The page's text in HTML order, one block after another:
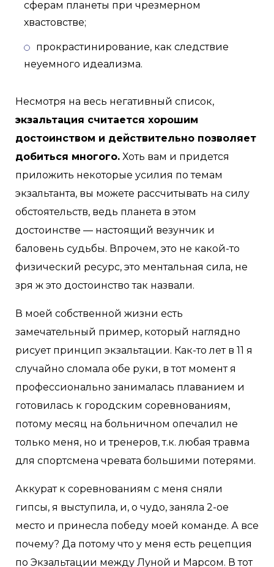
сферам планеты при чрезмерном
хвастовстве;
прокрастинирование, как следствие
неуемного идеализма.
Несмотря на весь негативный список,
экзальтация считается хорошим
достоинством и действительно позволяет
добиться многого. Хоть вам и придется
приложить некоторые усилия по темам
экзальтанта, вы можете рассчитывать на силу
обстоятельств, ведь планета в этом
достоинстве — настоящий везунчик и
баловень судьбы. Впрочем, это не какой-то
физический ресурс, это ментальная сила, не
зря ж это достоинство так назвали.
В моей собственной жизни есть
замечательный пример, который наглядно
рисует принцип экзальтации. Как-то лет в 11 я
случайно сломала обе руки, в тот момент я
профессионально занималась плаванием и
готовилась к городским соревнованиям,
потому месяц на больничном опечалил не
только меня, но и тренеров, т.к. любая травма
для спортсмена чревата большими потерями.
Аккурат к соревнованиям с меня сняли
гипсы, я выступила, и, о чудо, заняла 2-ое
место и принесла победу моей команде. А все
почему? Да потому что у меня есть рецепция
по Экзальтации между Луной и Марсом. В тот